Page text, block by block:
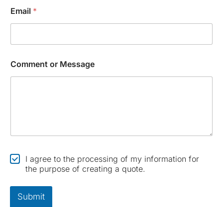
Email *
Comment or Message
C
o
p
C
h
c
I agree to the processing of my information for
the purpose of creating a quote.
Submit